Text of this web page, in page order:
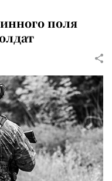
поля